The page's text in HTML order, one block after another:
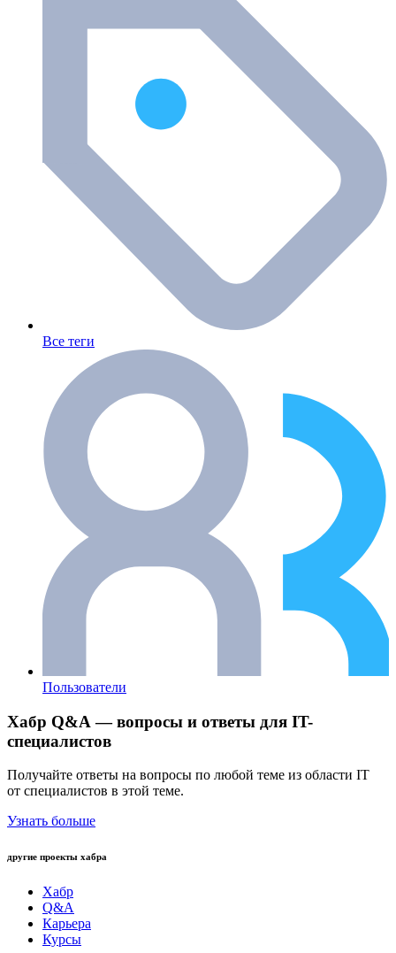
Все теги
Пользователи
Хабр Q&A — вопросы и ответы для IT-
специалистов
Получайте ответы на вопросы по любой теме из области IT
от специалистов в этой теме.
Узнать больше
другие проекты хабра
Хабр
Q&A
Карьера
Курсы